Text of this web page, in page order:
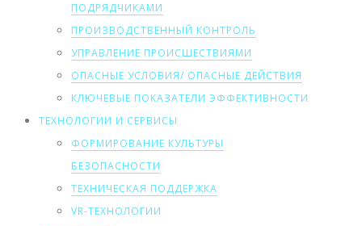
ПОДРЯДЧИКАМИ
ПРОИЗВОДСТВЕННЫЙ КОНТРОЛЬ
УПРАВЛЕНИЕ ПРОИСШЕСТВИЯМИ
ОПАСНЫЕ УСЛОВИЯ/ ОПАСНЫЕ ДЕЙСТВИЯ
КЛЮЧЕВЫЕ ПОКАЗАТЕЛИ ЭФФЕКТИВНОСТИ
ТЕХНОЛОГИИ И СЕРВИСЫ
ФОРМИРОВАНИЕ КУЛЬТУРЫ
БЕЗОПАСНОСТИ
ТЕХНИЧЕСКАЯ ПОДДЕРЖКА
VR-ТЕХНОЛОГИИ